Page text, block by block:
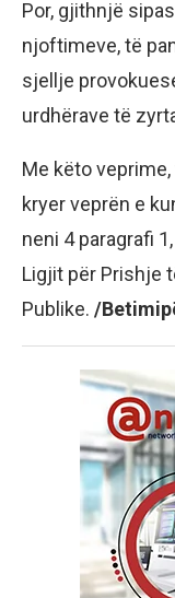
Por, gjithnjë
njoftimeve, të
sjellje
urdhërave të
Me këto
kryer veprën e
neni 4 paragrafi
Ligjit për Prishje
Publike. /